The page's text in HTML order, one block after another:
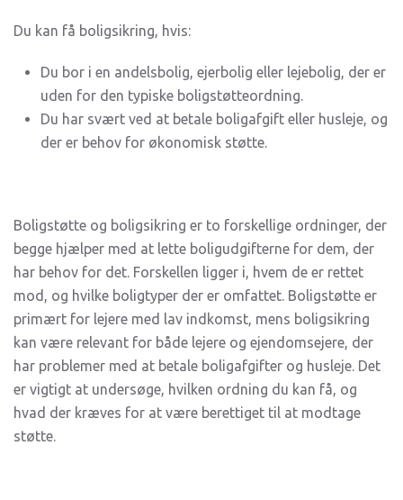
Du kan få boligsikring, hvis:
Du bor i en andelsbolig, ejerbolig eller lejebolig, der er
uden for den typiske boligstøtteordning.
Du har svært ved at betale boligafgift eller husleje, og
der er behov for økonomisk støtte.
Boligstøtte og boligsikring er to forskellige ordninger, der
begge hjælper med at lette boligudgifterne for dem, der
har behov for det. Forskellen ligger i, hvem de er rettet
mod, og hvilke boligtyper der er omfattet. Boligstøtte er
primært for lejere med lav indkomst, mens boligsikring
kan være relevant for både lejere og ejendomsejere, der
har problemer med at betale boligafgifter og husleje. Det
er vigtigt at undersøge, hvilken ordning du kan få, og
hvad der kræves for at være berettiget til at modtage
støtte.